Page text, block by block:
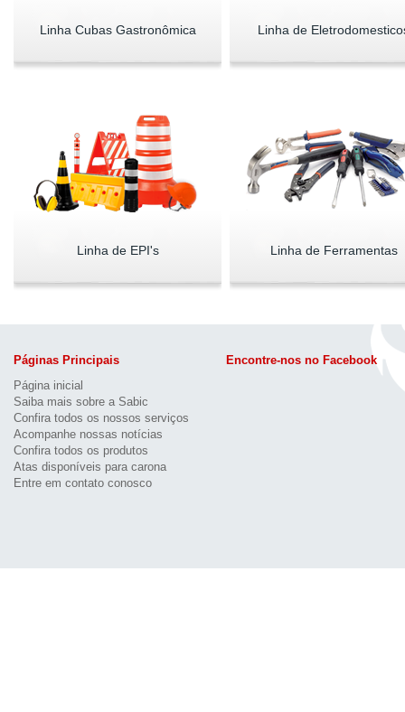
Linha Cubas Gastronômica Linha de
Linha de EPI's Linha de Ferramentas
Páginas Principais
Página inicial
Saiba mais sobre a Sabic
Confira todos os nossos serviços
Acompanhe nossas notícias
Confira todos os produtos
Atas disponíveis para carona
Entre em contato conosco
Encontre-nos no Facebook